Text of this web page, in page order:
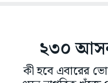
২৩০
কী হবে এবারের